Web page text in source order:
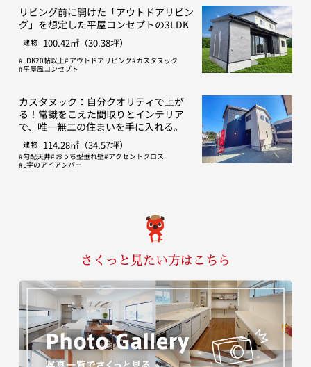
リビング前に開けた「アウトドアリビン
グ」を想定した平屋コンセプトの3LDK
建物 100.42㎡（30.38坪）
LDK20帖以上 アウトドアリビング カスタヌック
平屋風コンセプト
カスタヌック：自分クオリティで上が
る！常識をこえた間取りとインテリア
で、唯一無二の住まいを手に入れる。
建物 114.28㎡（34.57坪）
勾配天井 おうち型垂れ壁 アクセントクロス
L字のアイアンバー
さくっと見たい方はこちら